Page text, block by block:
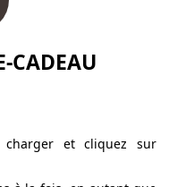
CADEAU
charger et cliquez sur